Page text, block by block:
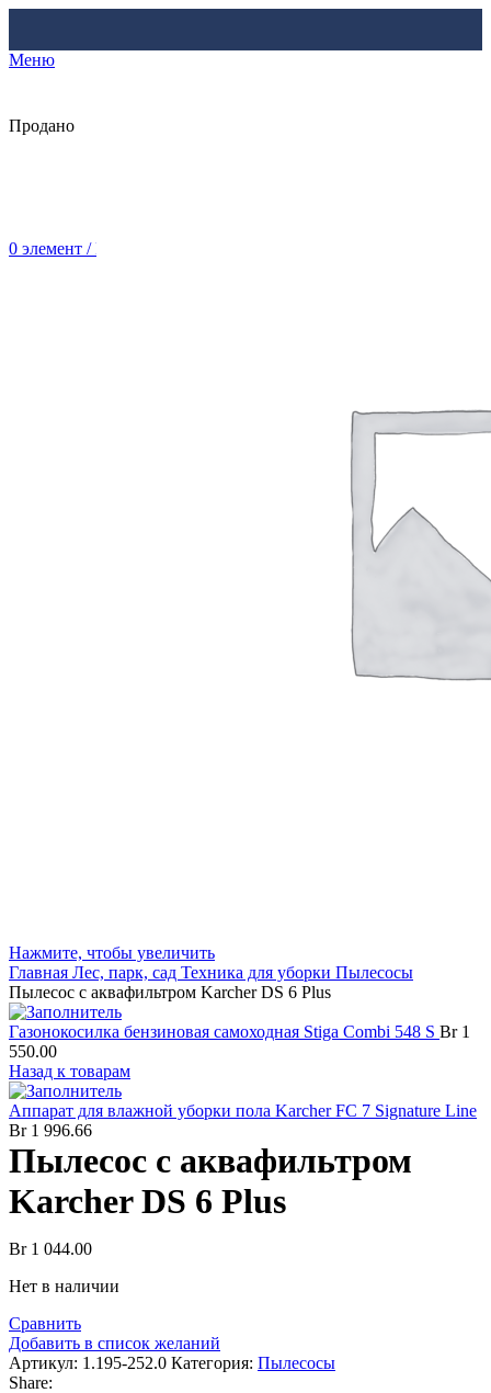
Меню
0 элемент / Br
Продано
Нажмите, чтобы увеличить
Главная Лес, парк, сад Техника для уборки Пылесосы
Пылесос с аквафильтром Karcher DS 6 Plus
Газонокосилка бензиновая самоходная Stiga Combi 548 S Br1
550.00
Назад к товарам
Аппарат для влажной уборки пола Karcher FC 7 Signature Line
Br1 996.66
Пылесос с аквафильтром
Karcher DS 6 Plus
Br1 044.00
Нет в наличии
Сравнить
Добавить в список желаний
Артикул: 1.195-252.0 Категория: Пылесосы
Share: